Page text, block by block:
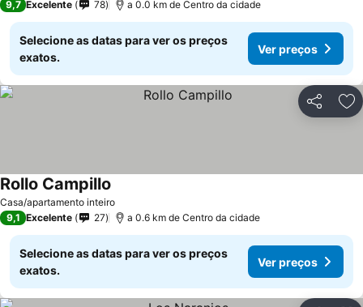
9,7 Excelente 78 a 0.0 km de Centro da cidade
Selecione as datas para ver os preços
exatos.
Ver preços
Partilhar
Casa/apartamento inteiro
Rollo Campillo
9,1 Excelente 27 a 0.6 km de Centro da cidade
Selecione as datas para ver os preços
exatos.
Ver preços